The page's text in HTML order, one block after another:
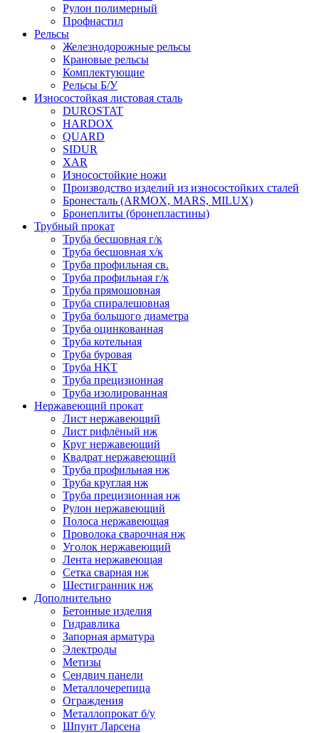
Рулон полимерный
Профнастил
Рельсы
Железнодорожные рельсы
Крановые рельсы
Комплектующие
Рельсы Б/У
Износостойкая листовая сталь
DUROSTAT
HARDOX
QUARD
SIDUR
XAR
Износостойкие ножи
Производство изделий из износостойких сталей
Бронесталь (ARMOX, MARS, MILUX)
Бронеплиты (бронепластины)
Трубный прокат
Труба бесшовная г/к
Труба бесшовная х/к
Труба профильная св.
Труба профильная г/к
Труба прямошовная
Труба спиралешовная
Труба большого диаметра
Труба оцинкованная
Труба котельная
Труба буровая
Труба НКТ
Труба прецизионная
Труба изолированная
Нержавеющий прокат
Лист нержавеющий
Лист рифлёный нж
Круг нержавеющий
Квадрат нержавеющий
Труба профильная нж
Труба круглая нж
Труба прецизионная нж
Рулон нержавеющий
Полоса нержавеющая
Проволока сварочная нж
Уголок нержавеющий
Лента нержавеющая
Сетка сварная нж
Шестигранник нж
Дополнительно
Бетонные изделия
Гидравлика
Запорная арматура
Электроды
Метизы
Сендвич панели
Металлочерепица
Ограждения
Металлопрокат б/у
Шпунт Ларсена